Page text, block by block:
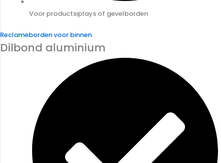
Voor productsiplays of gevelborden
Reclameborden voor binnen
Dilbond aluminium